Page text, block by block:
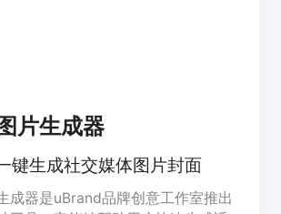
片生成器
键生成社交媒体图片封面
成器是uBrand品牌创意工作室推出